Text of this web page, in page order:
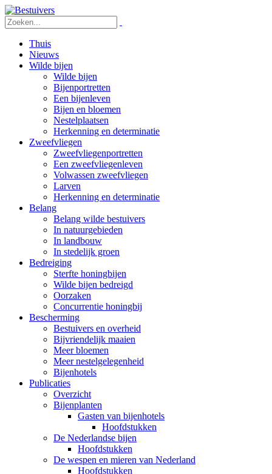
Thuis
Nieuws
Wilde bijen
Wilde bijen
Bijenportretten
Een bijenleven
Bijen en bloemen
Nestelplaatsen
Herkenning en determinatie
Zweefvliegen
Zweefvliegenportretten
Een zweefvliegenleven
Volwassen zweefvliegen
Larven
Herkenning en determinatie
Belang
Belang wilde bestuivers
In natuurgebieden
In landbouw
In stedelijk groen
Bedreiging
Sterfte honingbijen
Wilde bijen bedreigd
Oorzaken
Concurrentie honingbij
Bescherming
Bestuivers en overheid
Bijvriendelijk maaien
Meer bloemen
Meer nestelgelegenheid
Bijenhotels
Publicaties
Overzicht
Bijenplanten
Gasten van bijenhotels
Hoofdstukken
De Nederlandse bijen
Hoofdstukken
De wespen en mieren van Nederland
Hoofdstukken